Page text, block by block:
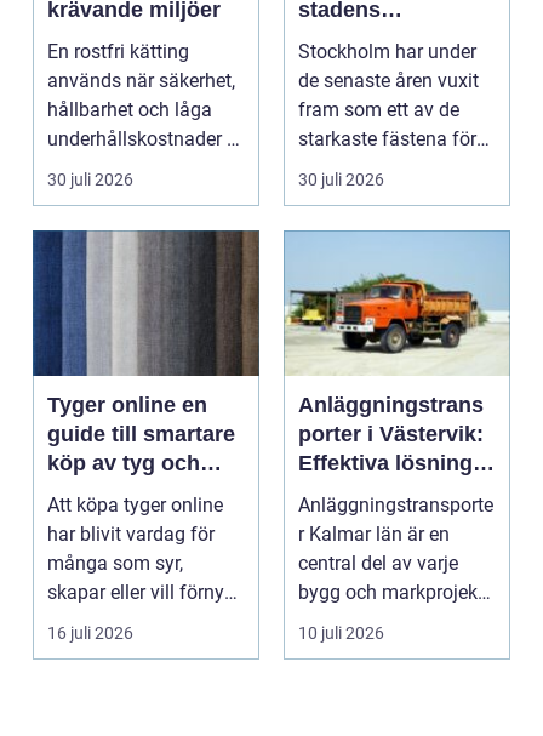
krävande miljöer
En rostfri kätting
används när säkerhet,
hållbarhet och låga
underhållskostnader är
viktigare än läg...
30 juli 2026
stadens
vardagsrum för
skratt
Stockholm har under
de senaste åren vuxit
fram som ett av de
starkaste fästena för
s...
30 juli 2026
Tyger online en
guide till smartare
köp av tyg och
hemtextil
Att köpa tyger online
har blivit vardag för
många som syr,
skapar eller vill förnya
hemmet utan att ...
16 juli 2026
Anläggningstrans
porter i Västervik:
Effektiva lösningar
för bygg och
markarbete
Anläggningstransporte
r Kalmar län är en
central del av varje
bygg och markprojekt i
o...
10 juli 2026